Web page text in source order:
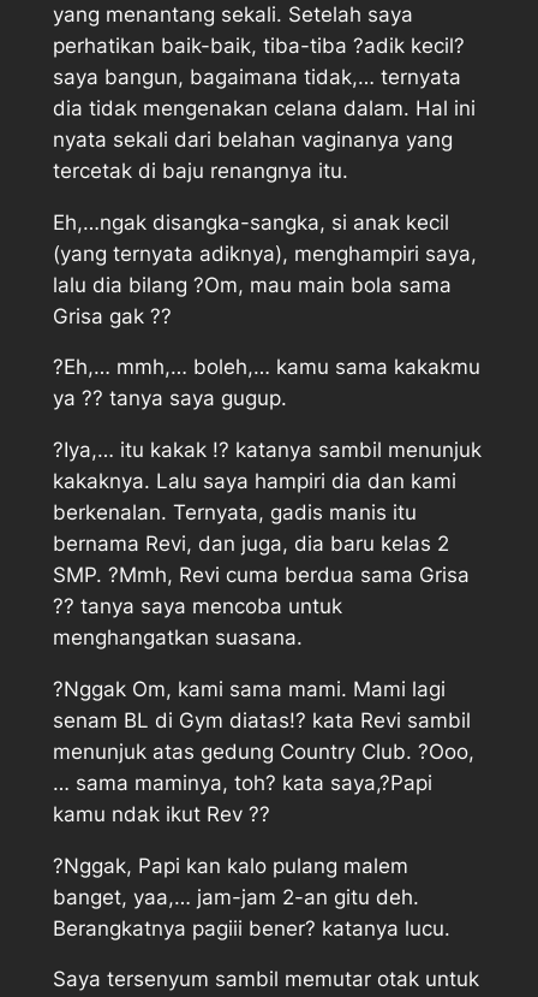
yang menantang sekali. Setelah saya
perhatikan baik-baik, tiba-tiba ?adik kecil?
saya bangun, bagaimana tidak,… ternyata
dia tidak mengenakan celana dalam. Hal ini
nyata sekali dari belahan vaginanya yang
tercetak di baju renangnya itu.
Eh,…ngak disangka-sangka, si anak kecil
(yang ternyata adiknya), menghampiri saya,
lalu dia bilang ?Om, mau main bola sama
Grisa gak ??
?Eh,… mmh,… boleh,… kamu sama kakakmu
ya ?? tanya saya gugup.
?Iya,… itu kakak !? katanya sambil menunjuk
kakaknya. Lalu saya hampiri dia dan kami
berkenalan. Ternyata, gadis manis itu
bernama Revi, dan juga, dia baru kelas 2
SMP. ?Mmh, Revi cuma berdua sama Grisa
?? tanya saya mencoba untuk
menghangatkan suasana.
?Nggak Om, kami sama mami. Mami lagi
senam BL di Gym diatas!? kata Revi sambil
menunjuk atas gedung Country Club. ?Ooo,
… sama maminya, toh? kata saya,?Papi
kamu ndak ikut Rev ??
?Nggak, Papi kan kalo pulang malem
banget, yaa,… jam-jam 2-an gitu deh.
Berangkatnya pagiii bener? katanya lucu.
Saya tersenyum sambil memutar otak untuk